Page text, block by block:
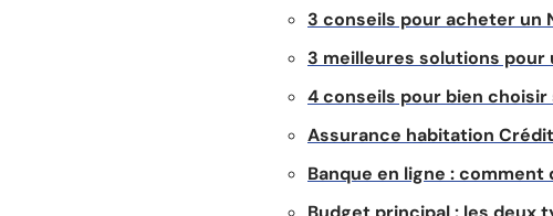
3 conseils pour acheter un
3 meilleures solutions
4 conseils pour bien choisir
Assurance habitation
Banque en ligne : comment